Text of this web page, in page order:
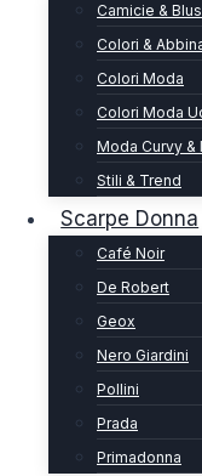
Camicie &
Colori &
Colori Moda
Colori Moda
Moda Curvy &
Stili & Trend
Scarpe Donna
Café Noir
De Robert
Geox
Nero Giardini
Pollini
Prada
Primadonna